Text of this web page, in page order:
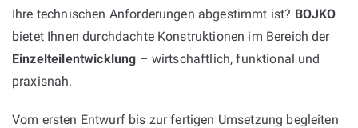
Ihre technischen Anforderungen abgestimmt ist? BOJKO
bietet Ihnen durchdachte Konstruktionen im Bereich der
Einzelteilentwicklung – wirtschaftlich, funktional und
praxisnah.
Vom ersten Entwurf bis zur fertigen Umsetzung begleiten